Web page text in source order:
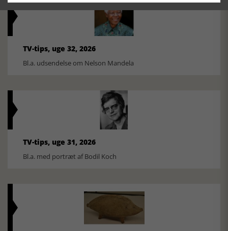
TV-tips, uge 32, 2026
Bl.a. udsendelse om Nelson Mandela
TV-tips, uge 31, 2026
Bl.a. med portræt af Bodil Koch